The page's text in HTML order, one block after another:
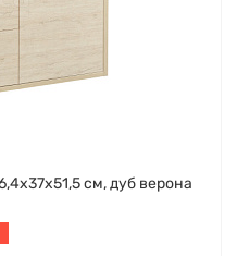
см, дуб верона